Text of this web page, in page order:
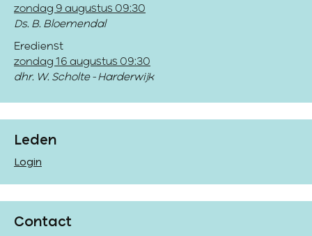
zondag 9 augustus 09:30
Ds. B. Bloemendal
Eredienst
zondag 16 augustus 09:30
dhr. W. Scholte - Harderwijk
Leden
Login
Contact